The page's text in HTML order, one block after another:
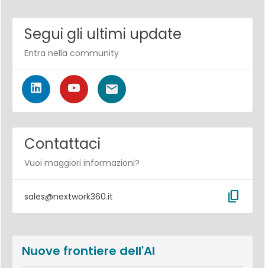
Segui gli ultimi update
Entra nella community
Contattaci
Vuoi maggiori informazioni?
sales@nextwork360.it content_copy
Nuove frontiere dell'AI